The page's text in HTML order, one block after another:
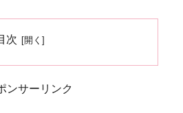
次
ンサーリンク